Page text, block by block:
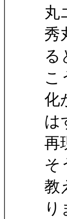
丸
秀
る
こ
化
は
再
そ
教
り